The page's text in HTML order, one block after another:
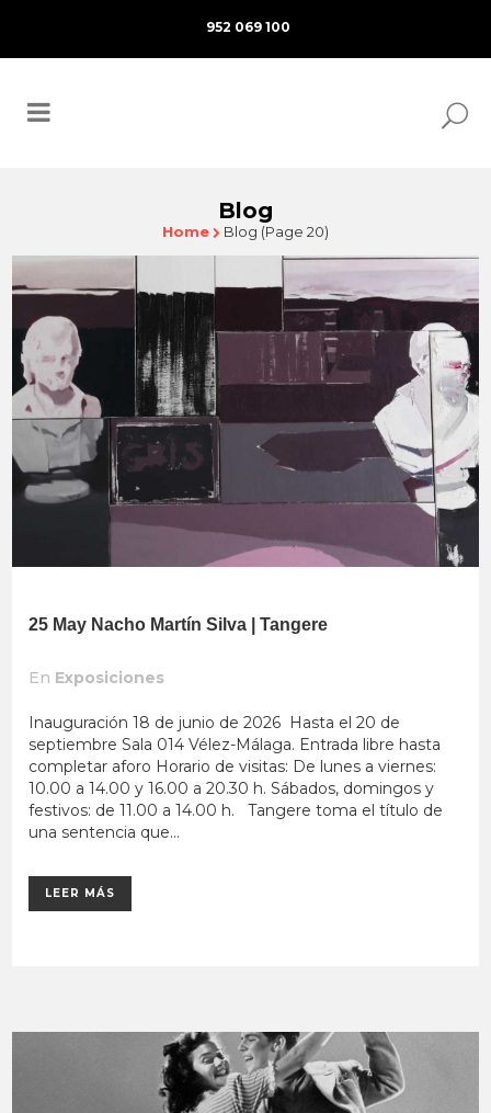
952 069 100
Blog
Home Blog (Page 20)
25 May Nacho Martín Silva | Tangere
En Exposiciones
Inauguración 18 de junio de 2026 Hasta el 20 de
septiembre Sala 014 Vélez-Málaga. Entrada libre hasta
completar aforo Horario de visitas: De lunes a viernes:
10.00 a 14.00 y 16.00 a 20.30 h. Sábados, domingos y
festivos: de 11.00 a 14.00 h. Tangere toma el título de
una sentencia que...
LEER MÁS